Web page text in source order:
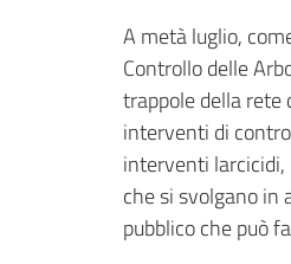
A metà luglio,
Controllo delle
trappole della rete
interventi di
interventi
che si svolgano in
pubblico che può